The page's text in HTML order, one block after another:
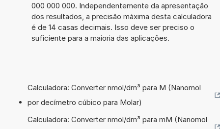
000 000 000. Independentemente da apresentação
dos resultados, a precisão máxima desta calculadora
é de 14 casas decimais. Isso deve ser preciso o
suficiente para a maioria das aplicações.
Calculadora: Converter nmol/dm³ para M (Nanomol
por decímetro cúbico para Molar)
Calculadora: Converter nmol/dm³ para mM (Nanomol